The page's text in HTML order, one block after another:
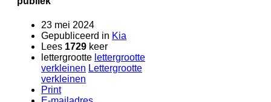
23 mei 2024
Gepubliceerd in Kia
Lees 1729 keer
lettergrootte lettergrootte
verkleinen Lettergrootte
verkleinen
Print